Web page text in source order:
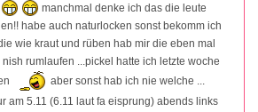
manchmal denke ich das die leute
habe auch naturlocken sonst bekomm ich
wie kraut und rüben hab mir die eben mal
rumlaufen ...pickel hatte ich letzte woche
aber sonst hab ich nie welche ...
am 5.11 (6.11 laut fa eisprung) abends links